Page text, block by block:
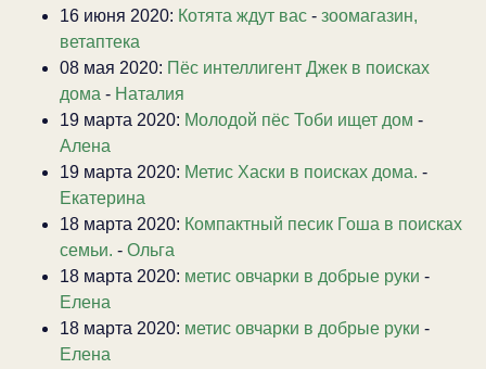
16 июня 2020: Котята ждут вас - зоомагазин,
ветаптека
08 мая 2020: Пёс интеллигент Джек в поисках
дома - Наталия
19 марта 2020: Молодой пёс Тоби ищет дом -
Алена
19 марта 2020: Метис Хаски в поисках дома. -
Екатерина
18 марта 2020: Компактный песик Гоша в поисках
семьи. - Ольга
18 марта 2020: метис овчарки в добрые руки -
Елена
18 марта 2020: метис овчарки в добрые руки -
Елена